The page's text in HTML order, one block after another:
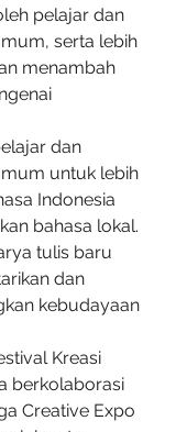
pelajar dan
serta lebih
menambah
dan
untuk lebih
Indonesia
bahasa lokal.
tulis baru
dan
kebudayaan
Kreasi
berkolaborasi
Creative Expo